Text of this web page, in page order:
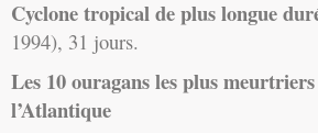
Cyclone tropical de plus longue
1994), 31 jours.
Les 10 ouragans les plus
l’Atlantique